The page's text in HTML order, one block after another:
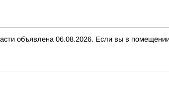
06.08.2026. Если вы в помещении,